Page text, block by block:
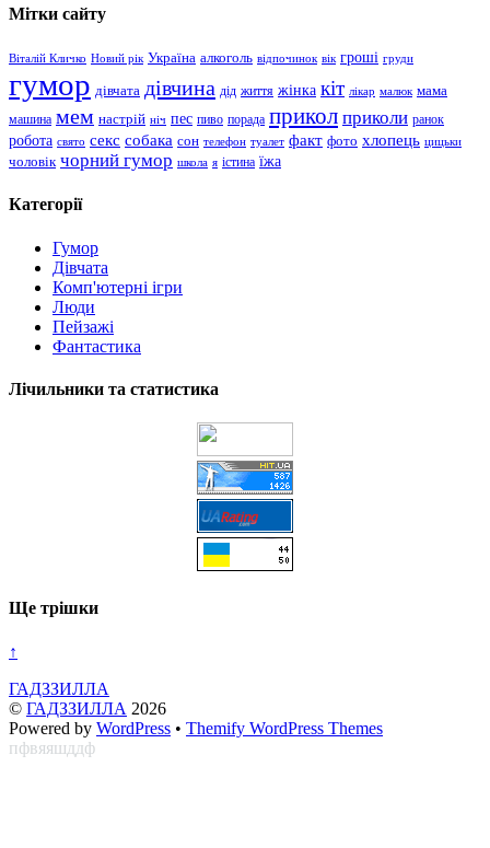
Мітки сайту
Віталій Кличко Новий рік Україна алкоголь відпочинок вік гроші груди
гумор дівчата дівчина дід життя жінка кіт лікар малюк мама
машина мем настрій ніч пес пиво порада прикол приколи ранок
робота свято секс собака сон телефон туалет факт фото хлопець цицьки
чоловік чорний гумор школа я істина їжа
Категорії
Гумор
Дівчата
Комп'ютерні ігри
Люди
Пейзажі
Фантастика
Лічильники та статистика
Ще трішки
↑
ГАДЗЗИЛЛА
© ГАДЗЗИЛЛА 2026
Powered by WordPress • Themify WordPress Themes
пфвяяшддф